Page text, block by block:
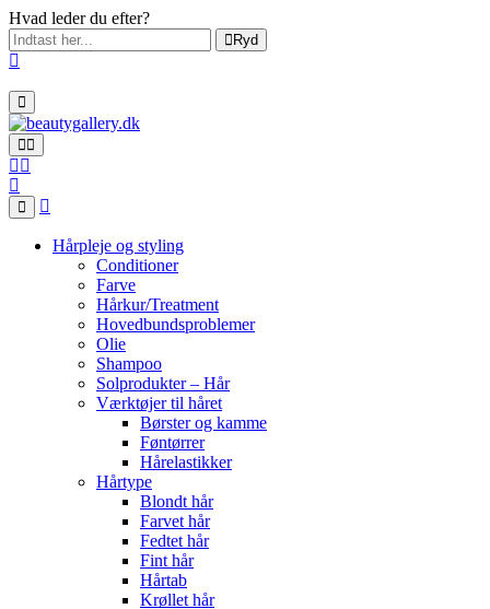
Hvad leder du efter?
Ryd
Hårpleje og styling
Conditioner
Farve
Hårkur/Treatment
Hovedbundsproblemer
Olie
Shampoo
Solprodukter – Hår
Værktøjer til håret
Børster og kamme
Føntørrer
Hårelastikker
Hårtype
Blondt hår
Farvet hår
Fedtet hår
Fint hår
Hårtab
Krøllet hår